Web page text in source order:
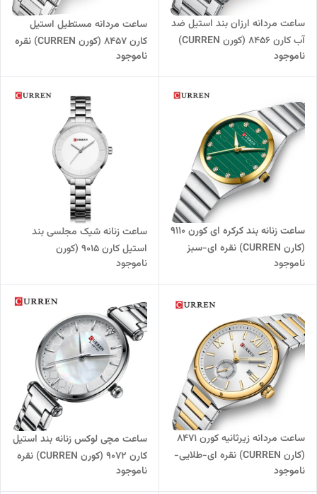
ساعت مردانه ارزان بند استیل ضد
آب کارن 8456 (کورن CURREN)
نقره ای-سبز
ناموجود
ساعت مردانه مستطیل استیل
کارن 8457 (کورن CURREN) نقره
ای-مشکی
ناموجود
ساعت زنانه بند کرکره ای کورن 9110
(کارن CURREN) نقره ای-سبز
ناموجود
ساعت زنانه شیک مجلسی بند
استیل کارن 9015 (کورن
CURREN) نقره ای-سفید
ناموجود
ساعت مردانه زیرثانیه کورن 8471
(کارن CURREN) نقره ای-طلایی-
سفید
ناموجود
ساعت مچی لوکس زنانه بند استیل
کارن 9072 (کورن CURREN) نقره
ای
ناموجود